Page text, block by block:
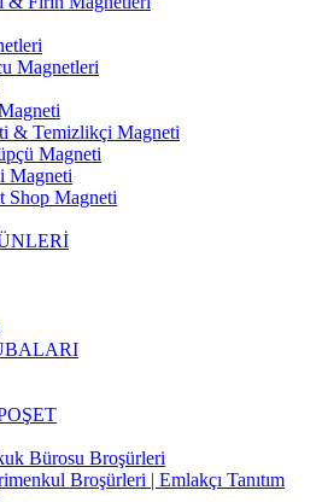
Magnetleri
& Temizlikçi Magneti
Magneti
Magneti
Shop Magneti
Bürosu Broşürleri
Broşürleri | Emlakçı Tanıtım